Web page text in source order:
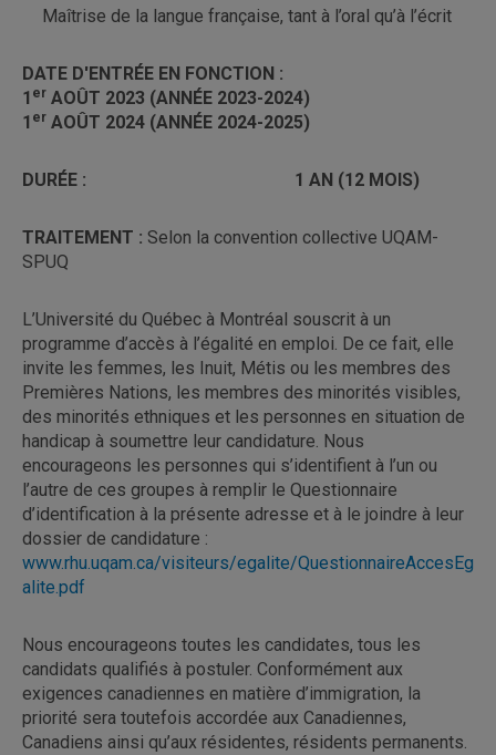
Maîtrise de la langue française, tant à l’oral qu’à l’écrit
DATE D'ENTRÉE EN FONCTION :
1 er AOÛT 2023 (ANNÉE 2023-2024)
1 er AOÛT 2024 (ANNÉE 2024-2025)
DURÉE : 1 AN (12 MOIS)
TRAITEMENT : Selon la convention collective UQAM-
SPUQ
L’Université du Québec à Montréal souscrit à un
programme d’accès à l’égalité en emploi. De ce fait, elle
invite les femmes, les Inuit, Métis ou les membres des
Premières Nations, les membres des minorités visibles,
des minorités ethniques et les personnes en situation de
handicap à soumettre leur candidature. Nous
encourageons les personnes qui s’identifient à l’un ou
l’autre de ces groupes à remplir le Questionnaire
d’identification à la présente adresse et à le joindre à leur
dossier de candidature :
www.rhu.uqam.ca/visiteurs/egalite/QuestionnaireAccesEg
alite.pdf
Nous encourageons toutes les candidates, tous les
candidats qualifiés à postuler. Conformément aux
exigences canadiennes en matière d’immigration, la
priorité sera toutefois accordée aux Canadiennes,
Canadiens ainsi qu’aux résidentes, résidents permanents.